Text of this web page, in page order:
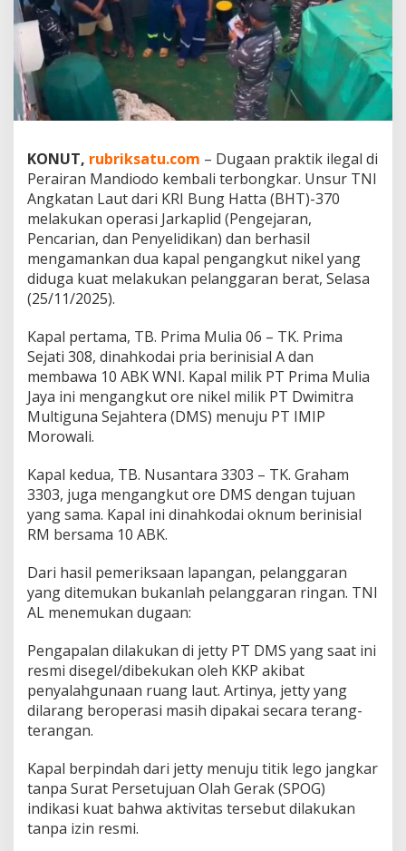
p
a
N
i
k
l
P
D
M
S
D
i
s
o
p
T
N
I
A
J
e
t
y
i
s
e
g
l
T
a
p
i
s
i
h
B
KONUT, rubriksatu.com – Dugaan praktik ilegal di
Perairan Mandiodo kembali terbongkar. Unsur TNI
Angkatan Laut dari KRI Bung Hatta (BHT)-370
melakukan operasi Jarkaplid (Pengejaran,
Pencarian, dan Penyelidikan) dan berhasil
mengamankan dua kapal pengangkut nikel yang
diduga kuat melakukan pelanggaran berat, Selasa
(25/11/2025).
Kapal pertama, TB. Prima Mulia 06 – TK. Prima
Sejati 308, dinahkodai pria berinisial A dan
membawa 10 ABK WNI. Kapal milik PT Prima Mulia
Jaya ini mengangkut ore nikel milik PT Dwimitra
Multiguna Sejahtera (DMS) menuju PT IMIP
Morowali.
Kapal kedua, TB. Nusantara 3303 – TK. Graham
3303, juga mengangkut ore DMS dengan tujuan
yang sama. Kapal ini dinahkodai oknum berinisial
RM bersama 10 ABK.
Dari hasil pemeriksaan lapangan, pelanggaran
yang ditemukan bukanlah pelanggaran ringan. TNI
AL menemukan dugaan:
Pengapalan dilakukan di jetty PT DMS yang saat ini
resmi disegel/dibekukan oleh KKP akibat
penyalahgunaan ruang laut. Artinya, jetty yang
dilarang beroperasi masih dipakai secara terang-
terangan.
Kapal berpindah dari jetty menuju titik lego jangkar
tanpa Surat Persetujuan Olah Gerak (SPOG)
indikasi kuat bahwa aktivitas tersebut dilakukan
tanpa izin resmi.